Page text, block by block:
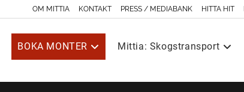
OM MITTIA KONTAKT PRESS / MEDIABANK HITTA HIT
BOKA MONTER Mittia: Skogstransport